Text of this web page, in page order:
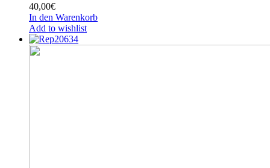
40,00€
In den Warenkorb
Add to wishlist